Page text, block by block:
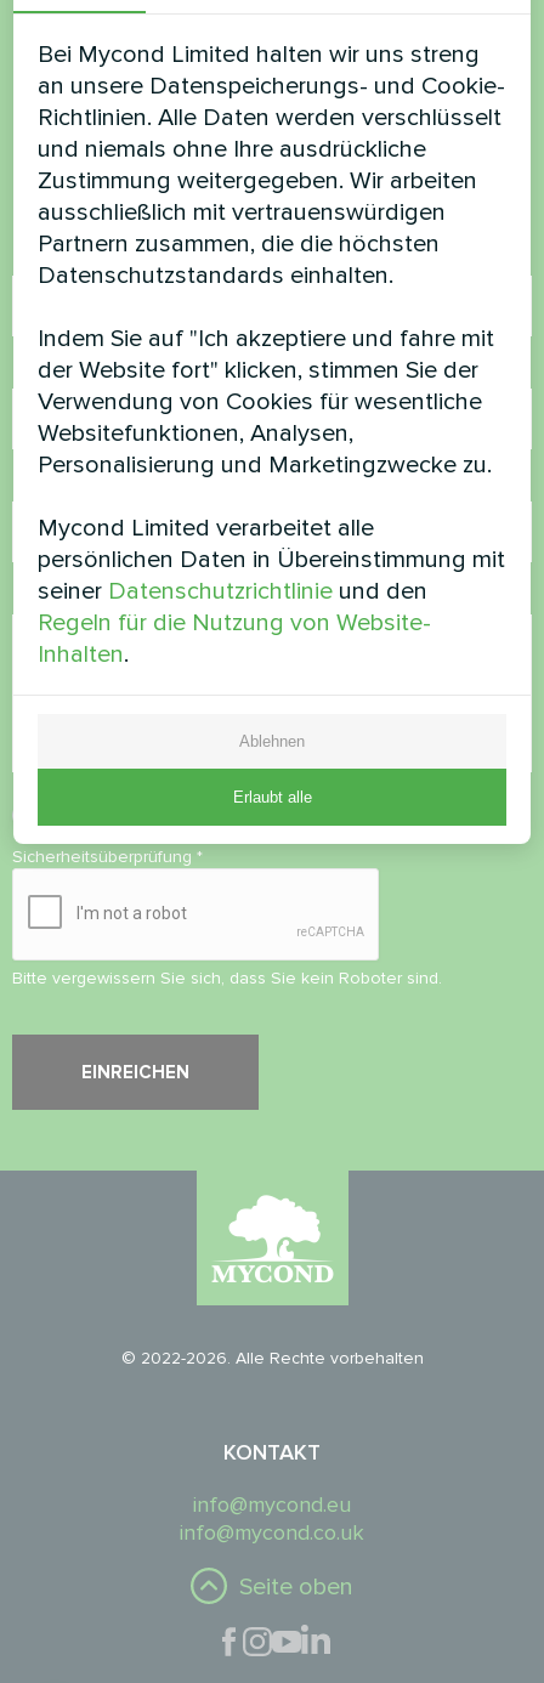
Möchten Sie kaufen oder
haben Sie Fragen?
Kontaktieren Sie uns und wir werden Ihnen
helfen
Name
Rufnummer
Kommentar
Sicherheitsüberprüfung *
Bitte vergewissern Sie sich, dass Sie kein Roboter sind.
© 2022-2026. Alle Rechte vorbehalten
KONTAKT
info@mycond.eu
info@mycond.co.uk
Seite oben
Bei Mycond Limited halten wir uns streng
an unsere Datenspeicherungs- und Cookie-
Richtlinien. Alle Daten werden verschlüsselt
und niemals ohne Ihre ausdrückliche
Zustimmung weitergegeben. Wir arbeiten
ausschließlich mit vertrauenswürdigen
Partnern zusammen, die die höchsten
Datenschutzstandards einhalten.
Indem Sie auf "Ich akzeptiere und fahre mit
der Website fort" klicken, stimmen Sie der
Verwendung von Cookies für wesentliche
Websitefunktionen, Analysen,
Personalisierung und Marketingzwecke zu.
Mycond Limited verarbeitet alle
persönlichen Daten in Übereinstimmung mit
seiner Datenschutzrichtlinie und den
Regeln für die Nutzung von Website-
Inhalten.
Ablehnen
Erlaubt alle